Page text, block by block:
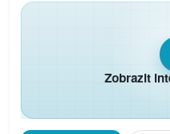
Zobrazit